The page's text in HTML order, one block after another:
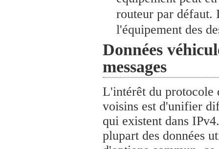
routeur par défaut.
l'équipement des
Données
messages
L'intérêt du protocole
voisins est d'unifier
qui existent dans
plupart des données